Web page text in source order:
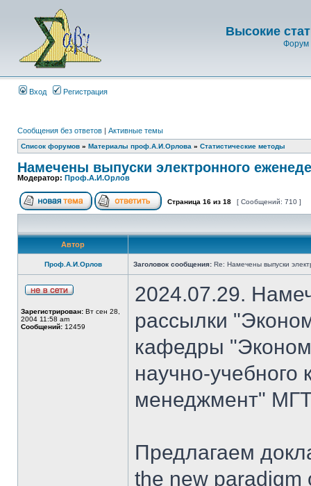
Высокие
Форум
Вход Регистрация
Сообщения без ответов | Активные темы
Список форумов » Материалы проф.А.И.Орлова » Статистические методы
Намечены выпуски электронного
Модератор: Проф.А.И.Орлов
Страница 16 из 18 [ Сообщений: 710 ]
Автор
Проф.А.И.Орлов Заголовок сообщения: Re: Намечены выпуски
Зарегистрирован: Вт сен 28,
2004 11:58 am
Сообщений: 12459
2024.07.29.
рассылки
кафедры
научно-
менеджмент"
Предлагаем
the new paradigm